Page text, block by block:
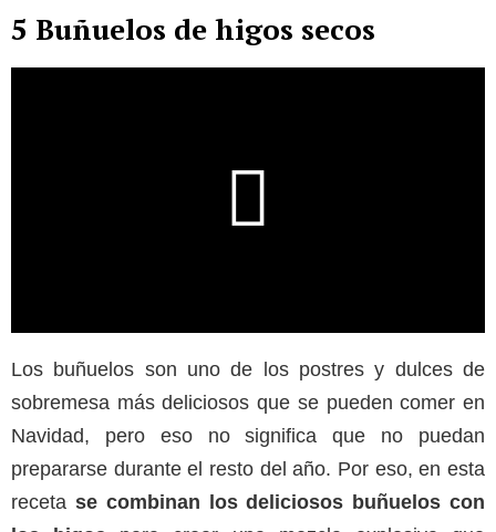
5 Buñuelos de higos secos
Los buñuelos son uno de los postres y dulces de
sobremesa más deliciosos que se pueden comer en
Navidad, pero eso no significa que no puedan
prepararse durante el resto del año. Por eso, en esta
receta se combinan los deliciosos buñuelos con